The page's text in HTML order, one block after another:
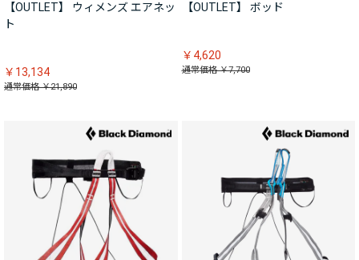
【OUTLET】 ウィメンズ エアネッ
ト
￥13,134
通常価格 ￥21,890
【OUTLET】 ボッド
￥4,620
通常価格 ￥7,700